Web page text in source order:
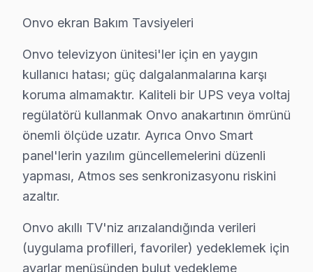
Küçükçekmece servisinde işçilik garantisi: Onvo
Onvo parça garantisi: Küçükçekmece'de
Garanti belgesi: Her Küçükçekmece söz konusu
Küçükçekmece servis sonrası erişim: "Onvo TV'min
Küçükçekmece Onvo Altyapı ve Arıza Profili
Küçükçekmece'nin Göl dokusu Onvo panel arıza
Küçükçekmece Gölü bölgesindeki konutlarda Onvo
Küçükçekmece Onvo TV Servisi – Sık Sorulan
S: Küçükçekmece'de arıza tespit nasıl yapılıyor?
Onvo ekran Bakım Tavsiyeleri
Onvo televizyon ünitesi'ler için en yaygın
kullanıcı hatası; güç dalgalanmalarına karşı
koruma almamaktır. Kaliteli bir UPS veya voltaj
regülatörü kullanmak Onvo anakartının ömrünü
önemli ölçüde uzatır. Ayrıca Onvo Smart
panel'lerin yazılım güncellemelerini düzenli
yapması, Atmos ses senkronizasyonu riskini
azaltır.
Onvo akıllı TV'niz arızalandığında verileri
(uygulama profilleri, favoriler) yedeklemek için
ayarlar menüsünden bulut yedekleme